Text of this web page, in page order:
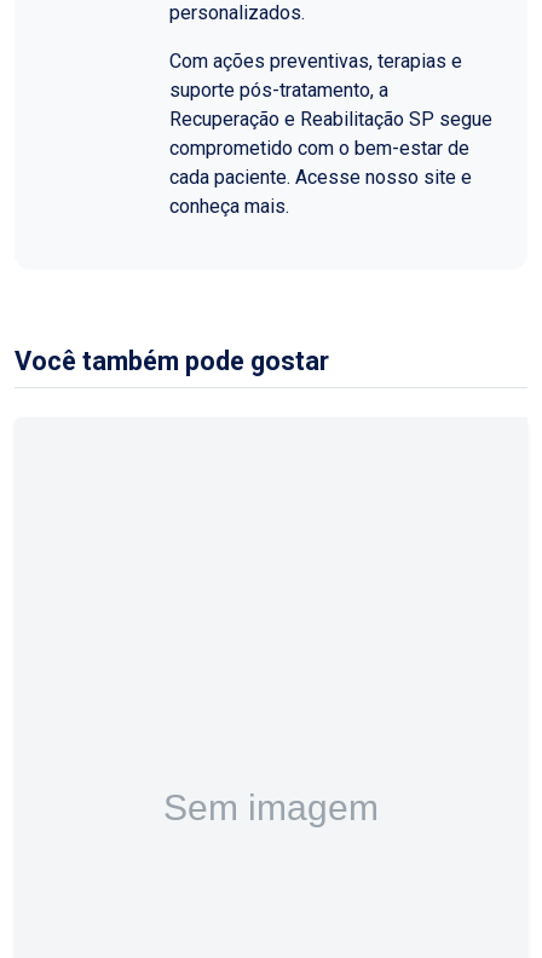
personalizados.
Com ações preventivas, terapias e
suporte pós-tratamento, a
Recuperação e Reabilitação SP segue
comprometido com o bem-estar de
cada paciente. Acesse nosso site e
conheça mais.
Você também pode gostar